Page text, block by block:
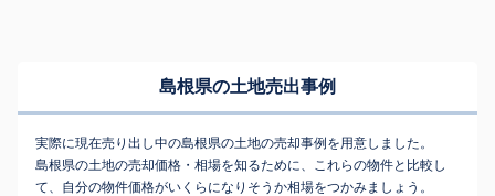
島根県の土地売出事例
実際に現在売り出し中の島根県の土地の売却事例を用意しました。
島根県の土地の売却価格・相場を知るために、これらの物件と比較し
て、自分の物件価格がいくらになりそうか相場をつかみましょう。